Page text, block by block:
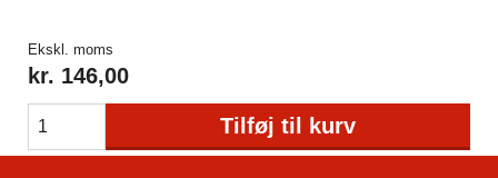
Ekskl. moms
kr. 146,00
Tilføj til kurv